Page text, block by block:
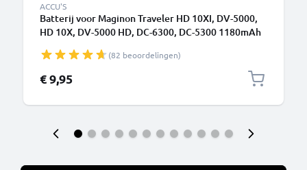
ACCU'S
Batterij voor Maginon Traveler HD 10XI, DV-5000,
HD 10X, DV-5000 HD, DC-6300, DC-5300 1180mAh
(82 beoordelingen)
€ 9,95